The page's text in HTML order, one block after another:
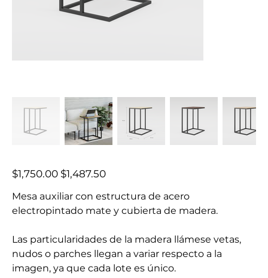
Precio
original
$1,750.00 Precio
de
$1,487.50
Mesa auxiliar con estructura de acero
electropintado mate y cubierta de madera.
Las particularidades de la madera llámese vetas,
nudos o parches llegan a variar respecto a la
imagen, ya que cada lote es único.